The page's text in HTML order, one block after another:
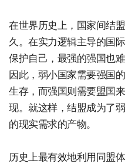
在世界历史上，国家间结
久。在实力逻辑主导的国
保护自己，最强的强国也
因此，弱小国家需要强国
生存，而强国则需要盟国
现。就这样，结盟成为了
的现实需求的产物。
历史上最有效地利用同盟